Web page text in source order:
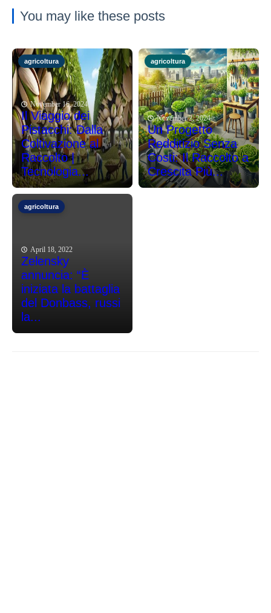
You may like these posts
agricoltura
November 16, 2024
Il Viaggio dei
Pistacchi: Dalla
Coltivazione al
Raccolto |
Tecnologia...
agricoltura
November 2, 2024
Un Progetto
Redditizio Senza
Costi: Il Raccolto a
Crescita Più...
agricoltura
April 18, 2022
Zelensky
annuncia: “È
iniziata la battaglia
del Donbass, russi
la...